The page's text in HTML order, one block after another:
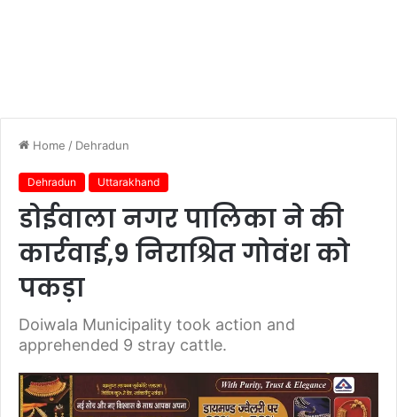
Home / Dehradun
Dehradun Uttarakhand
डोईवाला नगर पालिका ने की
कार्रवाई,9 निराश्रित गोवंश को
पकड़ा
Doiwala Municipality took action and
apprehended 9 stray cattle.